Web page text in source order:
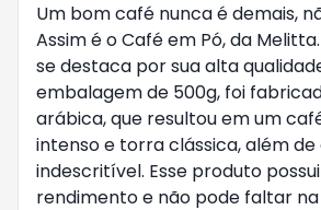
Um bom café nunca é demais,
Assim é o Café em Pó, da
se destaca por sua alta
embalagem de 500g, foi
arábica, que resultou em um
intenso e torra clássica, além
indescritível. Esse produto
rendimento e não pode faltar na